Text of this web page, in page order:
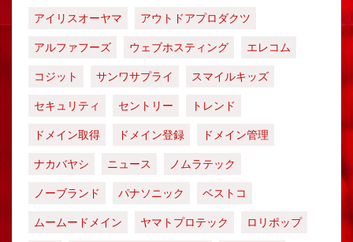
アイリスオーヤマ
アウトドアプロダクツ
アルファフーズ
ウェブホスティング
エレコム
コジット
サンワサプライ
スマイルキッズ
セキュリティ
セントリー
トレンド
ドメイン取得
ドメイン登録
ドメイン管理
ナカバヤシ
ニュース
ノムラテック
ノーブランド
パナソニック
ベストコ
ムームードメイン
ヤマトプロテック
ロリポップ